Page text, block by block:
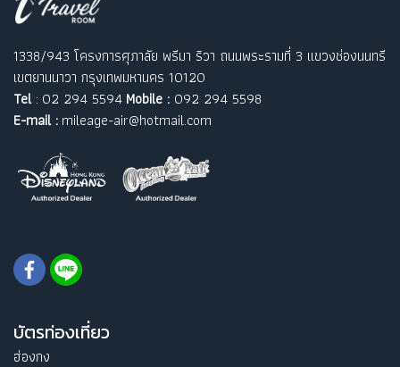
1338/943 โครงการศุภาลัย พรีมา ริวา ถนนพระรามที่ 3 แขวงช่องนนทรี
เขตยานนาวา กรุงเทพมหานคร 10120
Tel: 02 294 5594 Mobile : 092 294 5598
E-mail : mileage-air@hotmail.com
บัตรท่องเที่ยว
ฮ่องกง